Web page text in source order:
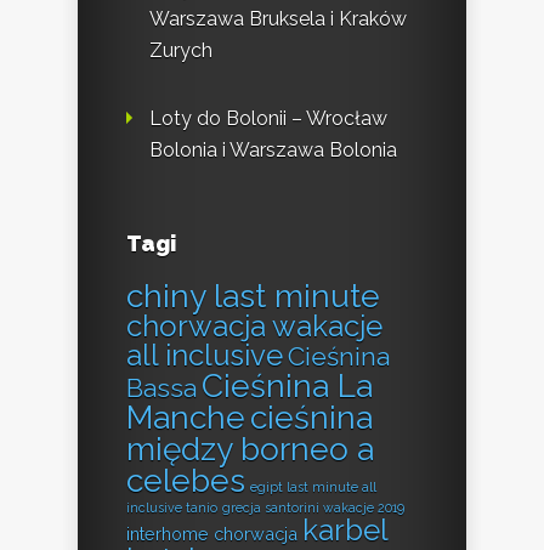
Warszawa Bruksela i Kraków
Zurych
Loty do Bolonii – Wrocław
Bolonia i Warszawa Bolonia
Tagi
chiny last minute
chorwacja wakacje
all inclusiveCieśnina
Bassa Cieśnina La
Manchecieśnina
między borneo a
celebes egipt last minute all
inclusive tanio grecja santorini wakacje 2019
interhome chorwacja karbel